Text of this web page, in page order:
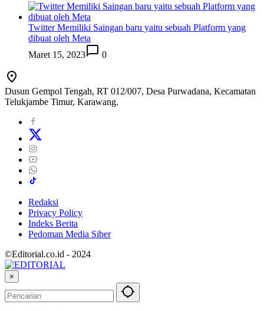
Twitter Memiliki Saingan baru yaitu sebuah Platform yang
dibuat oleh Meta
Maret 15, 2023
0
Dusun Gempol Tengah, RT 012/007, Desa Purwadana, Kecamatan
Telukjambe Timur, Karawang.
Redaksi
Privacy Policy
Indeks Berita
Pedoman Media Siber
©Editorial.co.id - 2024
×